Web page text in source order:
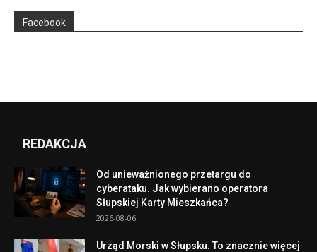
Facebook
REDAKCJA
Od unieważnionego przetargu do
cyberataku. Jak wybierano operatora
Słupskiej Karty Mieszkańca?
2026-08-06
Urząd Morski w Słupsku. To znacznie więcej